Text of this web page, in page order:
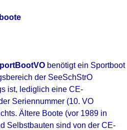
benötigt ein Sportboot
der SeeSchStrO
ist, lediglich eine CE-
Seriennummer (10. VO
Ältere Boote (vor 1989 in
Selbstbauten sind von der CE-